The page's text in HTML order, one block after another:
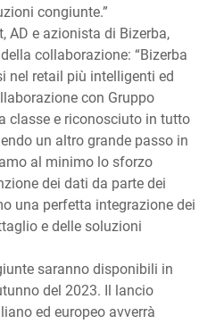
congiunte.”
AD e azionista di Bizerba,
collaborazione: “Bizerba
nel retail più intelligenti ed
con Gruppo
classe e riconosciuto in tutto
un altro grande passo in
al minimo lo sforzo
dei dati da parte dei
una perfetta integrazione dei
e delle soluzioni
saranno disponibili in
del 2023. Il lancio
ed europeo avverrà